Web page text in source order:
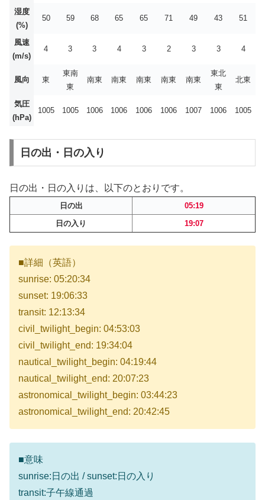
湿度
(%)
50 59 68 65 65 71 49 43 51
風速
(m/s)
4 3 3 4 3 2 3 3 4
風向 東
東南
東
南東 南東 南東 南東 南東
東北
東
北東
気圧
(hPa)
1005 1005 1006 1006 1006 1006 1007 1006 1005
日の出・日の入り
日の出・日の入りは、以下のとおりです。
日の出
05:19
日の入り
19:07
■詳細（英語）
sunrise: 05:20:34
sunset: 19:06:33
transit: 12:13:34
civil_twilight_begin: 04:53:03
civil_twilight_end: 19:34:04
nautical_twilight_begin: 04:19:44
nautical_twilight_end: 20:07:23
astronomical_twilight_begin: 03:44:23
astronomical_twilight_end: 20:42:45
■意味
sunrise:日の出 / sunset:日の入り
transit:子午線通過